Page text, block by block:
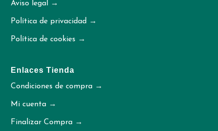
Aviso legal →
Política de privacidad →
Política de cookies →
Enlaces Tienda
Condiciones de compra →
Mi cuenta →
Finalizar Compra →